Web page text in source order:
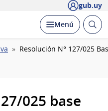
gub.uy
Desplegar
Menú Abrir
Resolución N° 127/025
025 base